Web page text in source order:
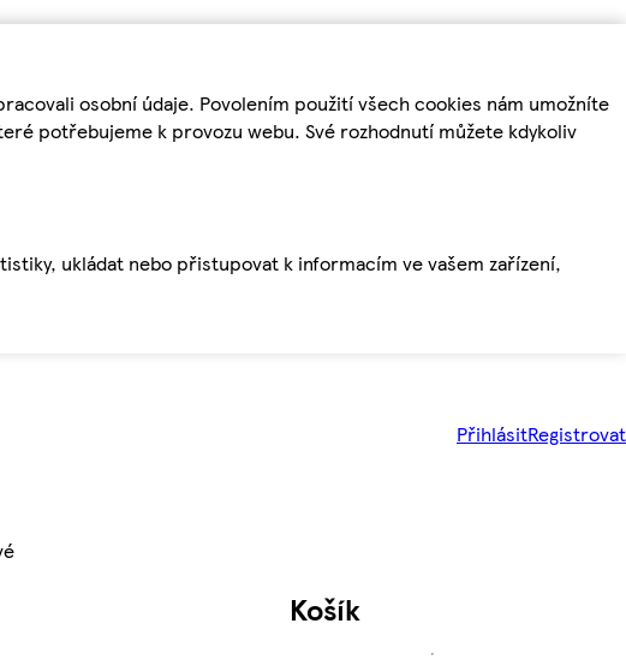
osobní údaje. Povolením použití všech cookies nám umožníte
potřebujeme k provozu webu. Své rozhodnutí můžete kdykoliv
ukládat nebo přistupovat k informacím ve vašem zařízení,
PřihlásitRegistrovat
Košík